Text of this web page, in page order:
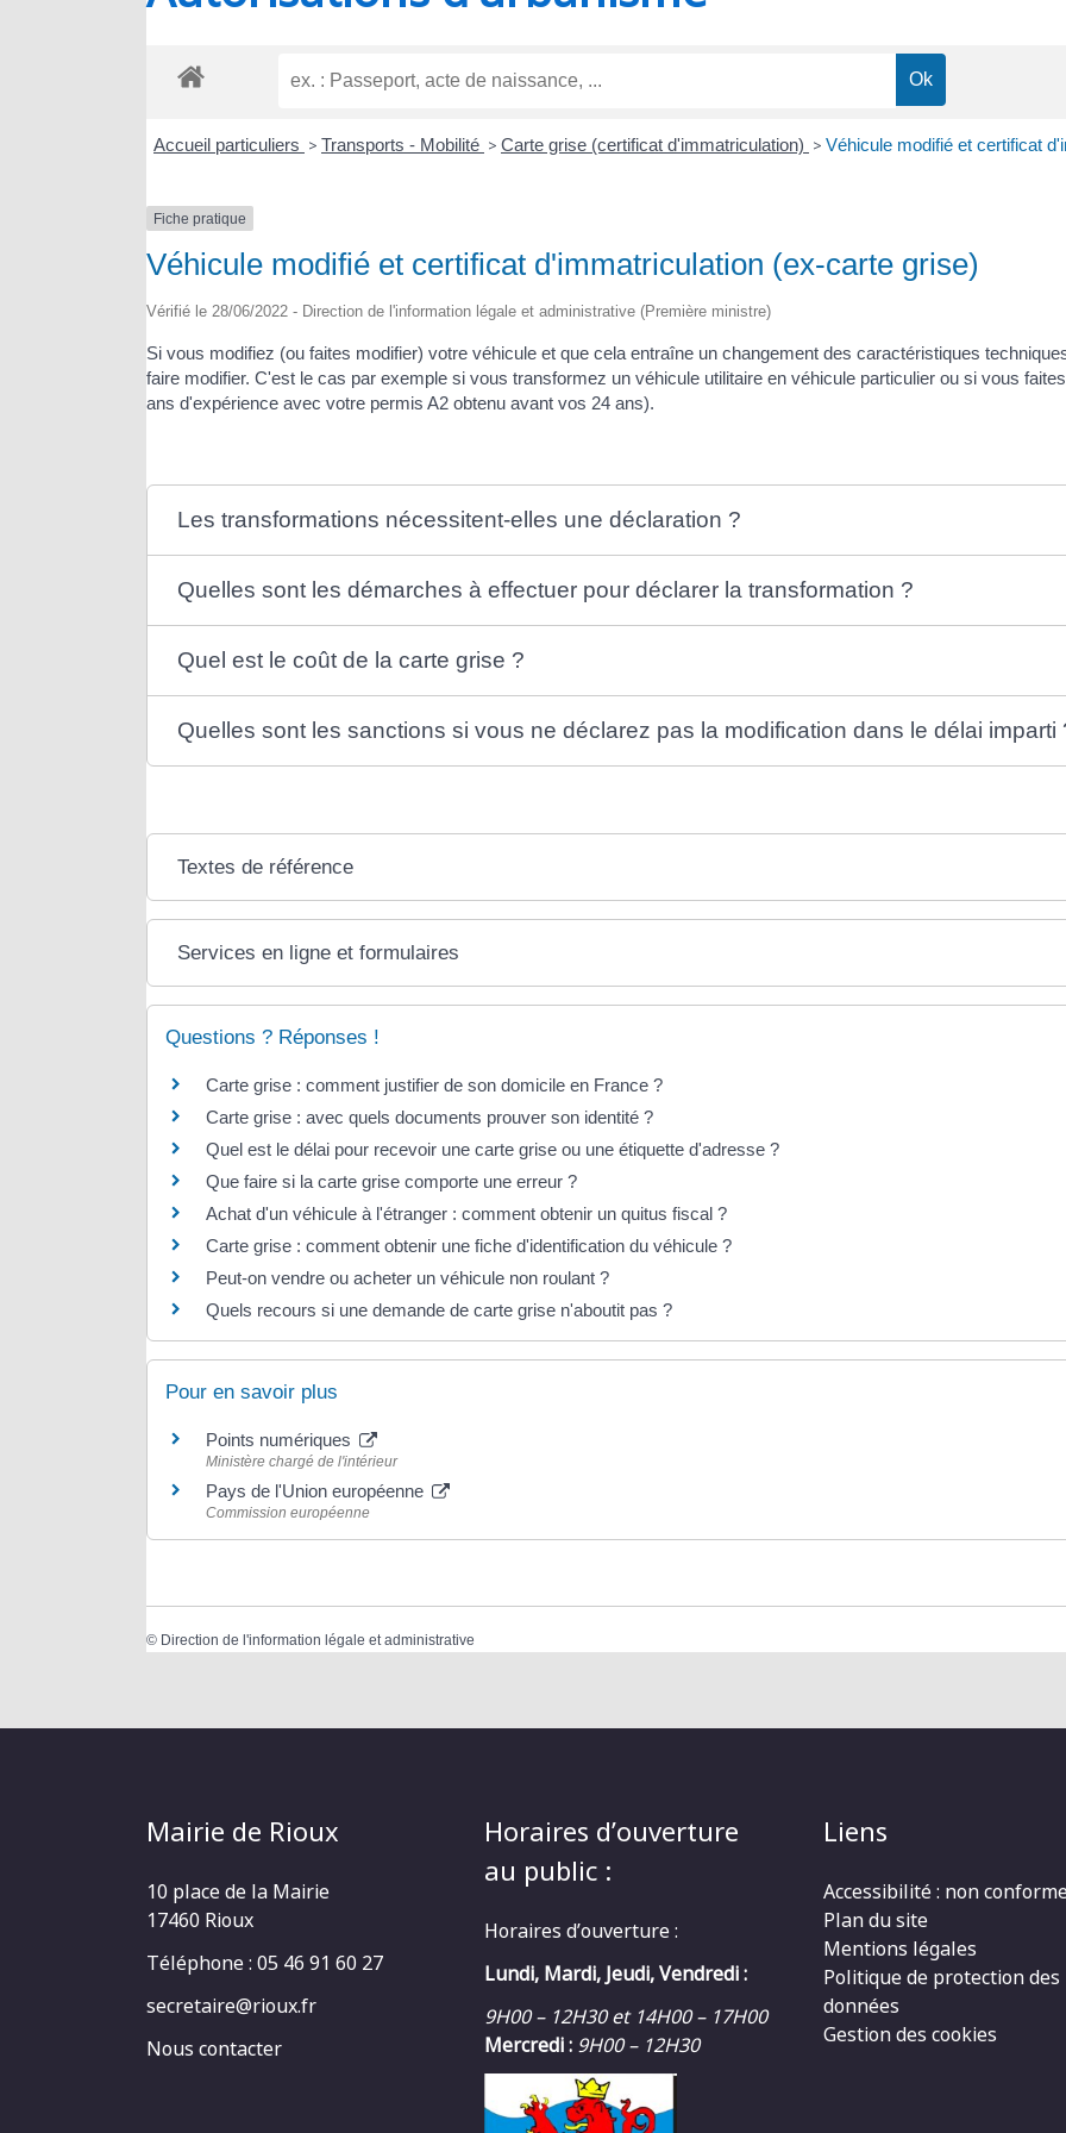
Accueil particuliers > Transports - Mobilité > Carte grise (certificat d'immatriculation) > Véhicule modifié et certificat
Fiche pratique
Véhicule modifié et certificat d'immatriculation (ex-carte grise)
Vérifié le 28/06/2022 - Direction de l'information légale et administrative (Première ministre)
Si vous modifiez (ou faites modifier) votre véhicule et que cela entraîne un changement des caractéristiques
faire modifier. C'est le cas par exemple si vous transformez un véhicule utilitaire en véhicule particulier ou si vous
ans d'expérience avec votre permis A2 obtenu avant vos 24 ans).
Les transformations nécessitent-elles une déclaration ?
Quelles sont les démarches à effectuer pour déclarer la transformation ?
Quel est le coût de la carte grise ?
Quelles sont les sanctions si vous ne déclarez pas la modification dans le délai imparti
Textes de référence
Services en ligne et formulaires
Questions ? Réponses !
Carte grise : comment justifier de son domicile en France ?
Carte grise : avec quels documents prouver son identité ?
Quel est le délai pour recevoir une carte grise ou une étiquette d'adresse ?
Que faire si la carte grise comporte une erreur ?
Achat d'un véhicule à l'étranger : comment obtenir un quitus fiscal ?
Carte grise : comment obtenir une fiche d'identification du véhicule ?
Peut-on vendre ou acheter un véhicule non roulant ?
Quels recours si une demande de carte grise n'aboutit pas ?
Pour en savoir plus
Points numériques
Ministère chargé de l'intérieur
Pays de l'Union européenne
Commission européenne
© Direction de l'information légale et administrative
Mairie de Rioux
10 place de la Mairie
17460 Rioux
Téléphone : 05 46 91 60 27
secretaire@rioux.fr
Nous contacter
Horaires d’ouverture
au public :
Horaires d’ouverture :
Lundi, Mardi, Jeudi, Vendredi :
9H00 – 12H30 et 14H00 – 17H00
Mercredi : 9H00 – 12H30
Liens
Accessibilité : non
Plan du site
Mentions légales
Politique de protection des
données
Gestion des cookies